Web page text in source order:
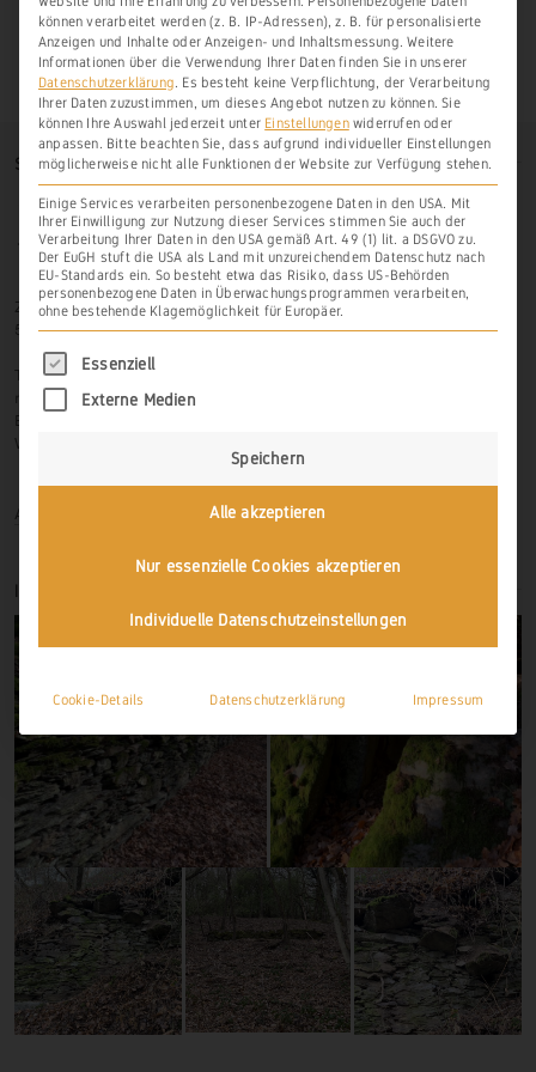
SO FINDEN SIE UNS
Zur Hasenlay 10
56379 Scheidt
Tel.: 06439-326 523
mobil: 0171-3445599
Email: info@weinbau-an-der-lahn.de
Web:
Anmelden
können verarbeitet werden (z. B. IP-Adressen), z. B. für personalisierte
Anzeigen und Inhalte oder Anzeigen- und Inhaltsmessung. Weitere
Informationen über die Verwendung Ihrer Daten finden Sie in unserer
Datenschutzerklärung. Es besteht keine Verpflichtung, der Verarbeitung
Ihrer Daten zuzustimmen, um dieses Angebot nutzen zu können. Sie
können Ihre Auswahl jederzeit unter Einstellungenwiderrufen oder
anpassen. Bitte beachten Sie, dass aufgrund individueller Einstellungen
möglicherweise nicht alle Funktionen der Website zur Verfügung stehen.
Einige Services verarbeiten personenbezogene Daten in den USA. Mit
Ihrer Einwilligung zur Nutzung dieser Services stimmen Sie auch der
Verarbeitung Ihrer Daten in den USA gemäß Art. 49 (1) lit. a DSGVO zu.
Der EuGH stuft die USA als Land mit unzureichendem Datenschutz nach
EU-Standards ein. So besteht etwa das Risiko, dass US-Behörden
personenbezogene Daten in Überwachungsprogrammen verarbeiten,
ohne bestehende Klagemöglichkeit für Europäer.
Es folgt eine Liste der Service-Gruppen, für
Essenziell
Externe Medien
Speichern
Alle akzeptieren
Nur essenzielle Cookies akzeptieren
Individuelle Datenschutzeinstellungen
Cookie-Details Datenschutzerklärung Impressum